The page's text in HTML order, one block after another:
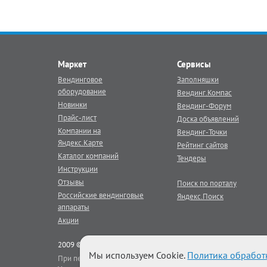
Маркет
Вендинговое
оборудование
Новинки
Прайс-лист
Компании на
Яндекс.Карте
Каталог компаний
Инструкции
Отзывы
Российские вендинговые
аппараты
Акции
Сервисы
Заполняшки
Вендинг.Компас
Вендинг-Форум
Доска объявлений
Вендинг-Точки
Рейтинг сайтов
Тендеры
Поиск по порталу
Яндекс.Поиск
2009 © Век Вендинга - тематический
При перепечатке материалов портала активная гиперссылка
Мы используем Cookie. Политика